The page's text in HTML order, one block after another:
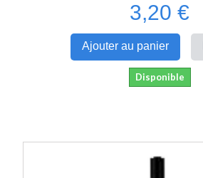
3,20 €
Ajouter au panier
Disponible